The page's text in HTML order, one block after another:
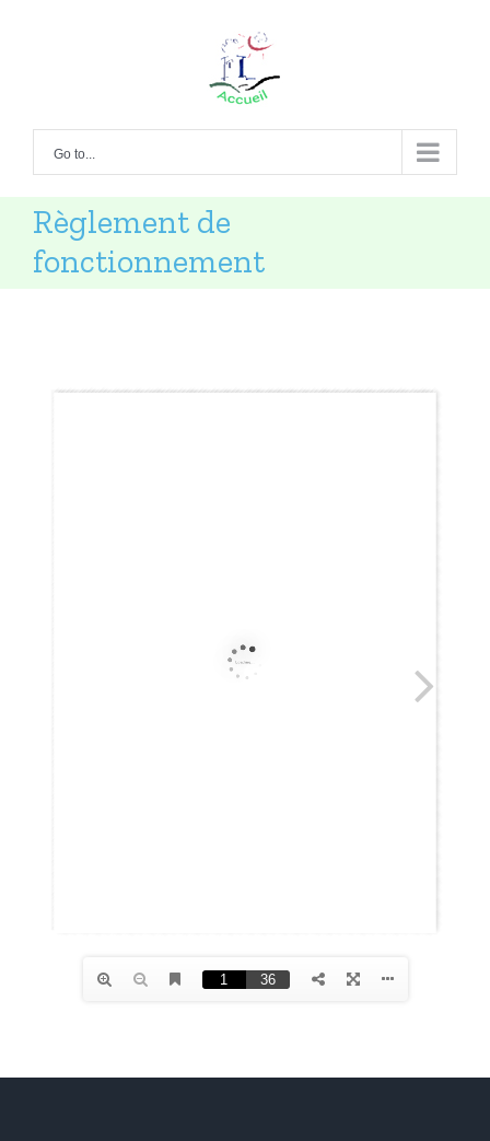
Go to...
Règlement de
fonctionnement